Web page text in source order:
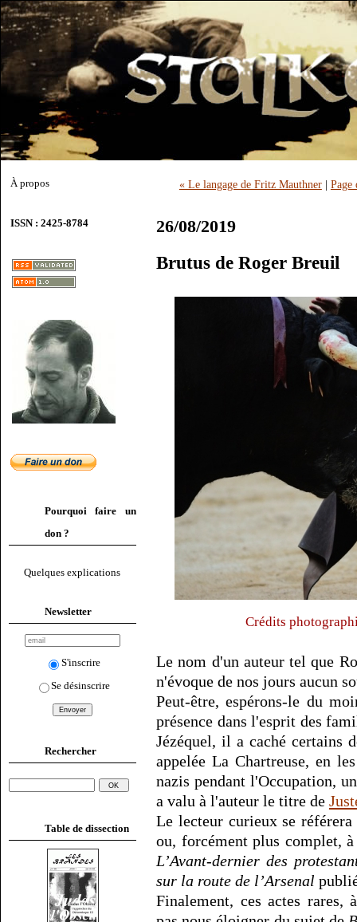
À propos
ISSN : 2425-8784
Pourquoi faire un
don ?
Quelques explications
Newsletter
S'inscrire
Se désinscrire
Rechercher
Table de dissection
« Le langage de Fritz Mauthner| Page
26/08/2019
Brutus de Roger Breuil
Crédits
Le nom d'un auteur tel que
n'évoque de nos jours aucun
Peut-être, espérons-le du
présence dans l'esprit des
Jézéquel, il a caché certains
appelée La Chartreuse, en
nazis pendant l'Occupation,
a valu à l'auteur le titre de
Le lecteur curieux se
ou, forcément plus complet,
L’Avant-dernier des
sur la route de l’Arsenal
Finalement, ces actes rares,